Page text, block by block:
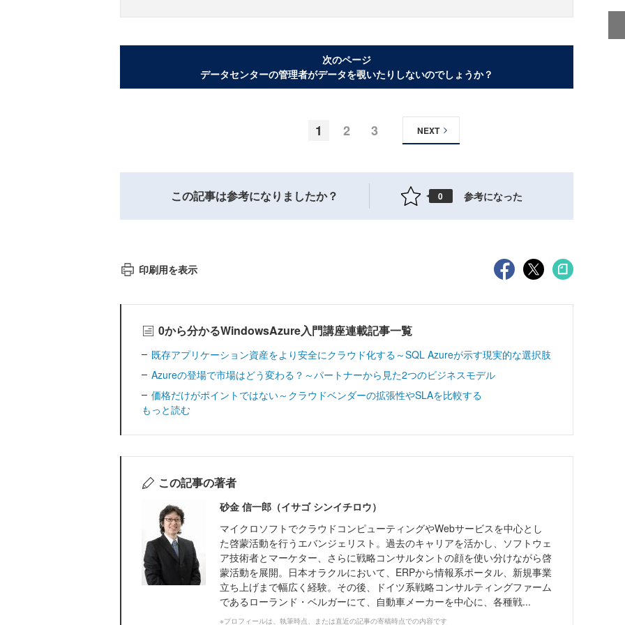
次のページ
データセンターの管理者がデータを覗いたりしないのでしょうか？
1 2 3 NEXT
この記事は参考になりましたか？ 0 参考になった
印刷用を表示
0から分かるWindowsAzure入門講座連載記事一覧
既存アプリケーション資産をより安全にクラウド化する～SQL Azureが示す現実的な選択肢
Azureの登場で市場はどう変わる？～パートナーから見た2つのビジネスモデル
価格だけがポイントではない～クラウドベンダーの拡張性やSLAを比較する
もっと読む
この記事の著者
砂金 信一郎（イサゴ シンイチロウ）
マイクロソフトでクラウドコンピューティングやWebサービスを中心とし
た啓蒙活動を行うエバンジェリスト。過去のキャリアを活かし、ソフトウェ
ア技術者とマーケター、さらに戦略コンサルタントの顔を使い分けながら啓
蒙活動を展開。日本オラクルにおいて、ERPから情報系ポータル、新規事業
立ち上げまで幅広く経験。その後、ドイツ系戦略コンサルティングファーム
であるローランド・ベルガーにて、自動車メーカーを中心に、各種戦...
※プロフィールは、執筆時点、または直近の記事の寄稿時点での内容です